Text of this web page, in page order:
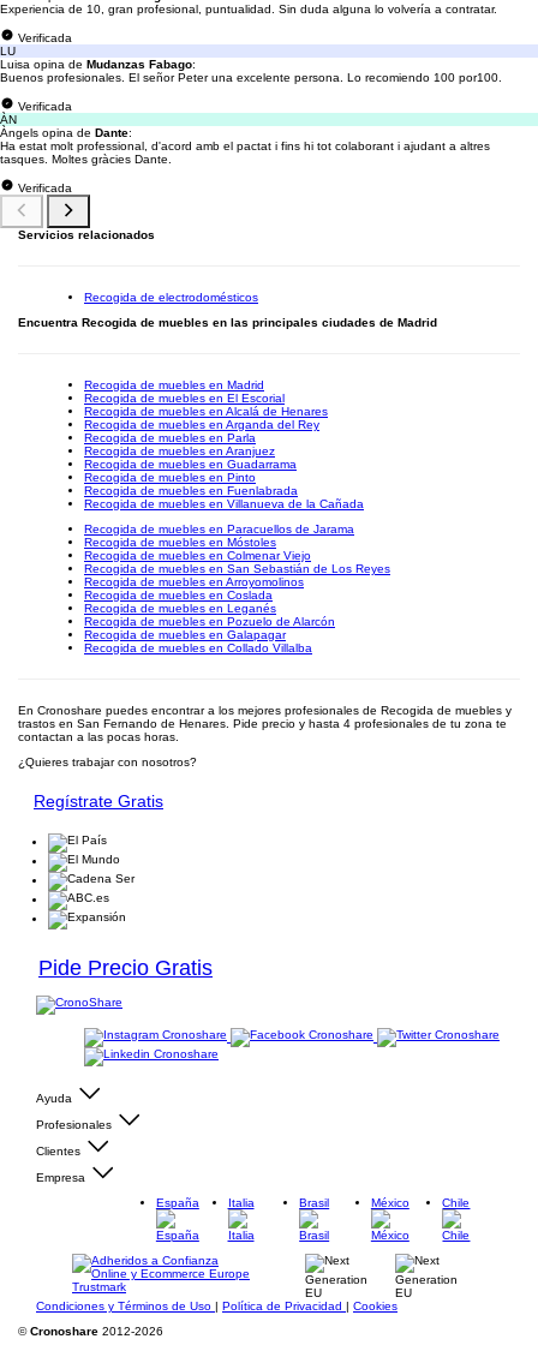
Experiencia de 10, gran profesional, puntualidad. Sin duda alguna lo volvería a contratar.
Verificada
LU
Luisa opina de Mudanzas Fabago:
Buenos profesionales. El señor Peter una excelente persona. Lo recomiendo 100 por100.
Verificada
ÀN
Àngels opina de Dante:
Ha estat molt professional, d'acord amb el pactat i fins hi tot colaborant i ajudant a altres
tasques. Moltes gràcies Dante.
Verificada
Servicios relacionados
Recogida de electrodomésticos
Encuentra Recogida de muebles en las principales ciudades de Madrid
Recogida de muebles en Madrid
Recogida de muebles en El Escorial
Recogida de muebles en Alcalá de Henares
Recogida de muebles en Arganda del Rey
Recogida de muebles en Parla
Recogida de muebles en Aranjuez
Recogida de muebles en Guadarrama
Recogida de muebles en Pinto
Recogida de muebles en Fuenlabrada
Recogida de muebles en Villanueva de la Cañada
Recogida de muebles en Paracuellos de Jarama
Recogida de muebles en Móstoles
Recogida de muebles en Colmenar Viejo
Recogida de muebles en San Sebastián de Los Reyes
Recogida de muebles en Arroyomolinos
Recogida de muebles en Coslada
Recogida de muebles en Leganés
Recogida de muebles en Pozuelo de Alarcón
Recogida de muebles en Galapagar
Recogida de muebles en Collado Villalba
En Cronoshare puedes encontrar a los mejores profesionales de Recogida de muebles y
trastos en San Fernando de Henares. Pide precio y hasta 4 profesionales de tu zona te
contactan a las pocas horas.
¿Quieres trabajar con nosotros?
Regístrate Gratis
Pide Precio Gratis
Ayuda
Profesionales
Clientes
Empresa
España
Italia Brasil México Chile
Condiciones y Términos de Uso | Política de Privacidad | Cookies
©Cronoshare 2012-2026